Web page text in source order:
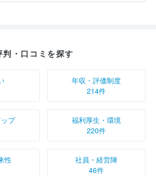
・口コミを探す
年収・評価制度
214件
プ
福利厚生・環境
220件
性
社員・経営陣
46件